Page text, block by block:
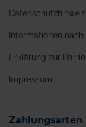
Informationen nach
Erklärung zur
Impressum
Zahlungsarten